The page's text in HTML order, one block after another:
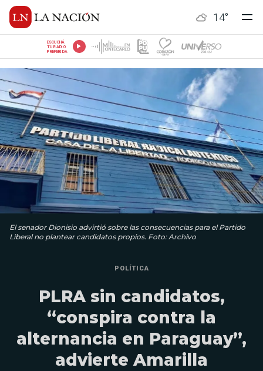
14°
ESCUCHÁ
TU RADIO
PREFERIDA
El senador Dionisio advirtió sobre las consecuencias para el Partido
Liberal no plantear candidatos propios. Foto: Archivo
POLÍTICA
PLRA sin candidatos,
“conspira contra la
alternancia en Paraguay”,
advierte Amarilla